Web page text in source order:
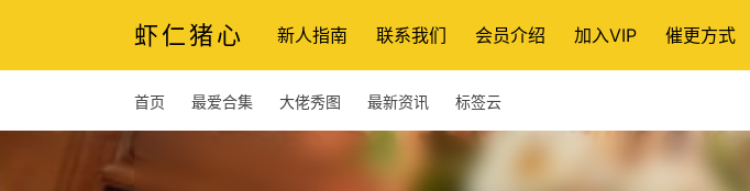
虾仁猪心 新人指南 联系我们 会员介绍 加入VIP 催更方式
首页 最爱合集 大佬秀图 最新资讯 标签云